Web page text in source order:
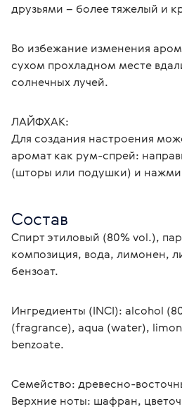
друзьями – более тяжелый и
Во избежание изменения
сухом прохладном месте
солнечных лучей.
ЛАЙФХАК:
Для создания настроения
аромат как рум-спрей:
(шторы или подушки) и нажми
Состав
Спирт этиловый (80% vol.),
композиция, вода, лимонен,
бензоат.
Ингредиенты (INCI): alcohol
(fragrance), aqua (water),
benzoate.
Семейство: древесно-
Верхние ноты: шафран,